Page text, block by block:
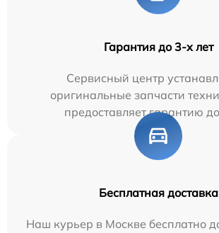
Гарантия до 3-х лет
Сервисный центр
оригинальные запчасти
предоставляет гарантию
Бесплатная доставка
Наш курьер в Москве бесплатно